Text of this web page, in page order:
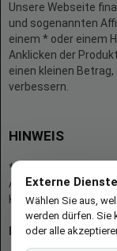
Unsere Webseite
und sogenannten
einem * oder einem
Anklicken der
einen kleinen
verbessern.
HINWEIS
* = Afilliate-Link
Als Amazon-Partner
Käufen.
Hinweis zu Preisen
Externe
Wählen Sie aus,
werden dürfen. Sie
oder alle